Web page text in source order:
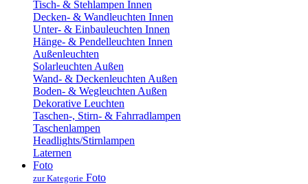
Tisch- & Stehlampen Innen
Decken- & Wandleuchten Innen
Unter- & Einbauleuchten Innen
Hänge- & Pendelleuchten Innen
Außenleuchten
Solarleuchten Außen
Wand- & Deckenleuchten Außen
Boden- & Wegleuchten Außen
Dekorative Leuchten
Taschen-, Stirn- & Fahrradlampen
Taschenlampen
Headlights/Stirnlampen
Laternen
Foto
zur Kategorie Foto